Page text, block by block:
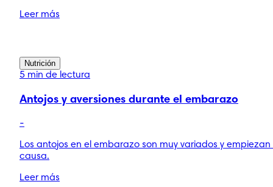
Leer más
Nutrición
5 min de lectura
Antojos y aversiones durante el embarazo
-
Los antojos en el embarazo son muy variados y
causa.
Leer más